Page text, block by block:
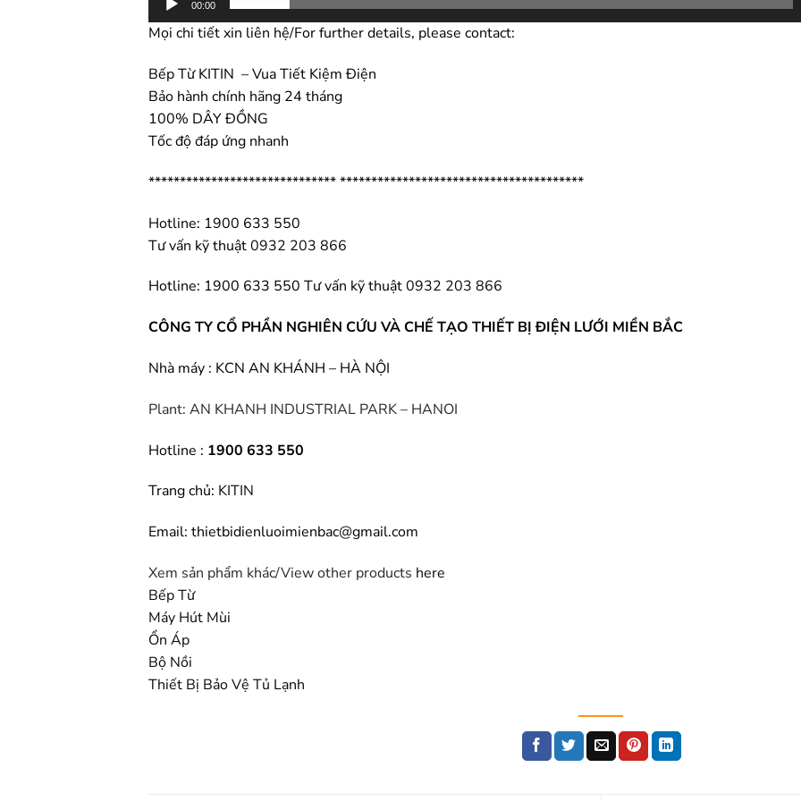
00:00
Mọi chi tiết xin liên hệ/For further details, please contact:
Bếp Từ KITIN – Vua Tiết Kiệm Điện
Bảo hành chính hãng 24 tháng
100% DÂY ĐỒNG
Tốc độ đáp ứng nhanh
****************************** ***************************************
Hotline: 1900 633 550
Tư vấn kỹ thuật0932 203 866
Hotline: 1900 633 550Tư vấn kỹ thuật0932 203 866
CÔNG TY CỔ PHẦN NGHIÊN CỨU VÀ CHẾ TẠO THIẾT BỊ ĐIỆN LƯỚI MIỀN BẮC
Nhà máy : KCN AN KHÁNH – HÀ NỘI
Plant: AN KHANH INDUSTRIAL PARK – HANOI
Hotline : 1900 633 550
Trang chủ: KITIN
Email: thietbidienluoimienbac@gmail.com
Xem sản phẩm khác/View other products here
Bếp Từ
Máy Hút Mùi
Ổn Áp
Bộ Nồi
Thiết Bị Bảo Vệ Tủ Lạnh